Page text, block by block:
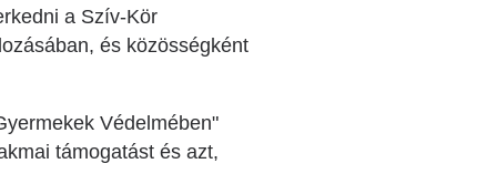
a Szív-Kör
és közösségként
Védelmében"
támogatást és azt,